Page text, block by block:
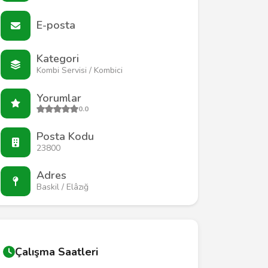
E-posta
Kategori
Kombi Servisi / Kombici
Yorumlar
0.0
Posta Kodu
23800
Adres
Baskil / Elâzığ
Çalışma Saatleri